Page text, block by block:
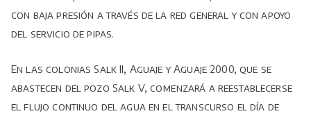
con baja presión a través de la red general y con apoyo
del servicio de pipas.
En las colonias Salk II, Aguaje y Aguaje 2000, que se
abastecen del pozo Salk V, comenzará a reestablecerse
el flujo continuo del agua en el transcurso el día de